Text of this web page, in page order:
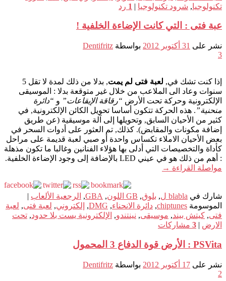
تكنولوجيا, شرود تكنولوجيا |
1 رد
عبة فتى : التي كانت الإضاءة الخلفية !
نشر على 31 أكتوبر 2012 بواسطة Dentifritz
3
إذا كنت تشك في, لعبة فتى لم يمت
, بدلا من ذلك لمدة لا تقل 5
سنوات وعاد الى الملاعب من خلال غير متوقعة بدلا : الموسيقى
الإلكترونية وحركة تحت الأرض “رقاقة الإيقاعات” و “دائرة
منحنية”. هذه الحركة تتكون أساسا تحويل الكائن الإلكترونية, في
كثير من الأحيان السابق, وتحويلها إلى آلة موسيقية (عن طريق
إضافة مكونات والمقابض). كذلك, تم العثور على أدوات السحر في
بعض الأحيان الاملاء تكساس واحدة أو صبي لعبة قديمة على مراحل
كأداة والتخصيصات التي أدلى بها هؤلاء الفنانين وغالبا ما تكون مذهلة
: أهم من ذلك هو في عيني LED بالإضافة إلى وجود الإضاءة الخلفية.
مواصلة القراءة →
شارك في blabla ل , بلوق, GB اللون ,
GBA
, الرجعية الألعاب |
الموسومة chiptunes
, دائرة الانحناء,
DMG
, إلكتروني, لعبة فتى, لعبة
فتى, كيتش بيند, موسيقى, نينتندو, الإلكترونية يست بلا حدود, تحت
الارض |
3 مشاركات
PSVita : الأرض قوة الدفاع 3 المحمول
نشر على 17 أكتوبر 2012 بواسطة Dentifritz
2